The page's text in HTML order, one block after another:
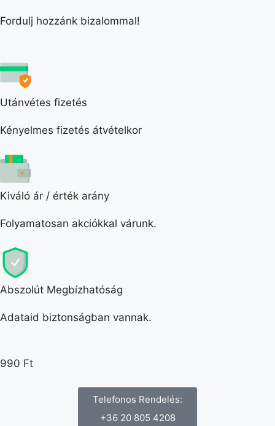
Fordulj hozzánk bizalommal!
Utánvétes fizetés
Kényelmes fizetés átvételkor
Kiváló ár / érték arány
Folyamatosan akciókkal várunk.
Abszolút Megbízhatóság
Adataid biztonságban vannak.
990 Ft
Telefonos Rendelés:
+36 20 805 4208